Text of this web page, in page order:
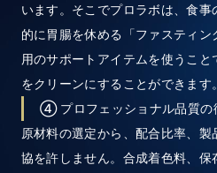
います。そこでプロラボは、食
的に胃腸を休める「ファスティ
用のサポートアイテムを使うこ
をクリーンにすることができます。
④ プロフェッショナル品質の
原材料の選定から、配合比率、
協を許しません。合成着色料、保